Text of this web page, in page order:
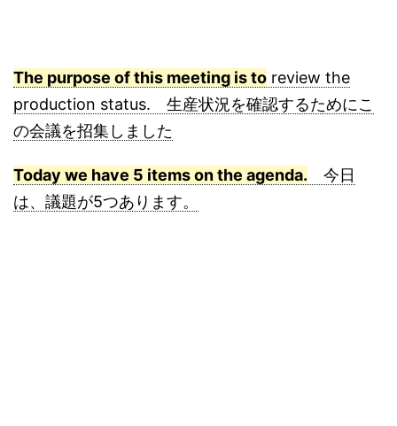
The purpose of this meeting is to review the
production status. 生産状況を確認するためにこ
の会議を招集しました
Today we have 5 items on the agenda. 今日
は、議題が5つあります。